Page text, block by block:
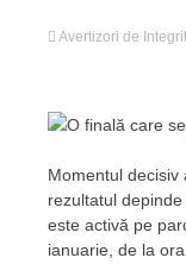
Avertizori de
O finală care
Momentul
rezultatul
este activă pe
ianuarie, de la